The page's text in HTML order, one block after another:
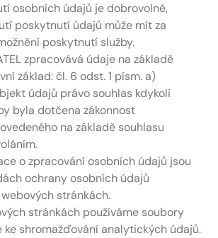
osobních údajů je dobrovolné,
poskytnutí údajů může mít za
poskytnutí služby.
zpracovává údaje na základě
základ: čl. 6 odst. 1 písm. a)
údajů právo souhlas kdykoli
byla dotčena zákonnost
na základě souhlasu
o zpracování osobních údajů jsou
ochrany osobních údajů
stránkách.
stránkách používáme soubory
ke shromažďování analytických údajů.